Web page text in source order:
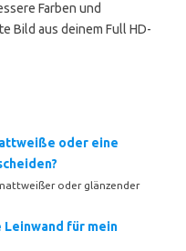
Farben und
Bild aus deinem Full HD-
oder eine
oder glänzender
für mein